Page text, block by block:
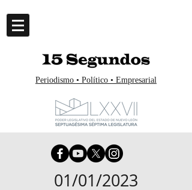
Periodismo • Político • Empresarial
01/01/2023